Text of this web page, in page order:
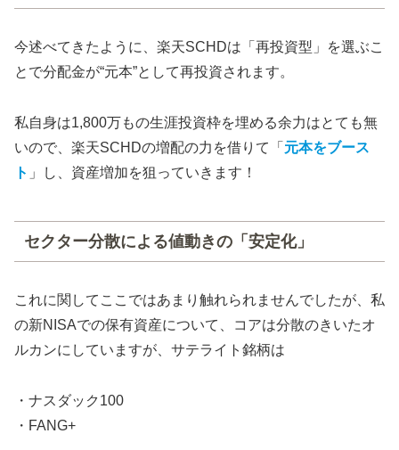
今述べてきたように、楽天SCHDは「再投資型」を選ぶこ
とで分配金が“元本”として再投資されます。
私自身は1,800万もの生涯投資枠を埋める余力はとても無
いので、楽天SCHDの増配の力を借りて「 元本をブース
ト 」し、資産増加を狙っていきます！
セクター分散による値動きの「安定化」
これに関してここではあまり触れられませんでしたが、私
の新NISAでの保有資産について、コアは分散のきいたオ
ルカンにしていますが、サテライト銘柄は
・ナスダック 100
・FANG+